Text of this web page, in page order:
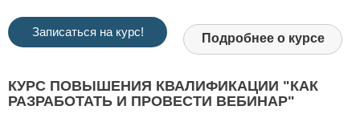
Записаться на курс! Подробнее о курсе
КУРС ПОВЫШЕНИЯ КВАЛИФИКАЦИИ "КАК
РАЗРАБОТАТЬ И ПРОВЕСТИ ВЕБИНАР"